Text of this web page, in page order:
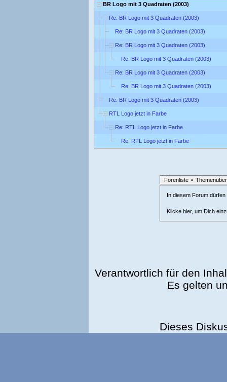
BR Logo mit 3 Quadraten (2003)
Re: BR Logo mit 3 Quadraten (2003)
Re: BR Logo mit 3 Quadraten (2003)
Re: BR Logo mit 3 Quadraten (2003)
Re: BR Logo mit 3 Quadraten (2003)
Re: BR Logo mit 3 Quadraten (2003)
Re: BR Logo mit 3 Quadraten (2003)
Re: BR Logo mit 3 Quadraten (2003)
RTL Logo jetzt in Farbe
Re: RTL Logo jetzt in Farbe
Re: RTL Logo jetzt in Farbe
Forenliste •
In diesem Forum
Klicke hier, um Dich
Verantwortlich für den
Es gelten
Dieses